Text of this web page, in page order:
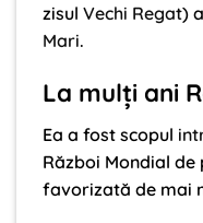
zisul Vechi Regat)
Mari.
La mulți ani
Ea a fost scopul
Război Mondial
favorizată de mai